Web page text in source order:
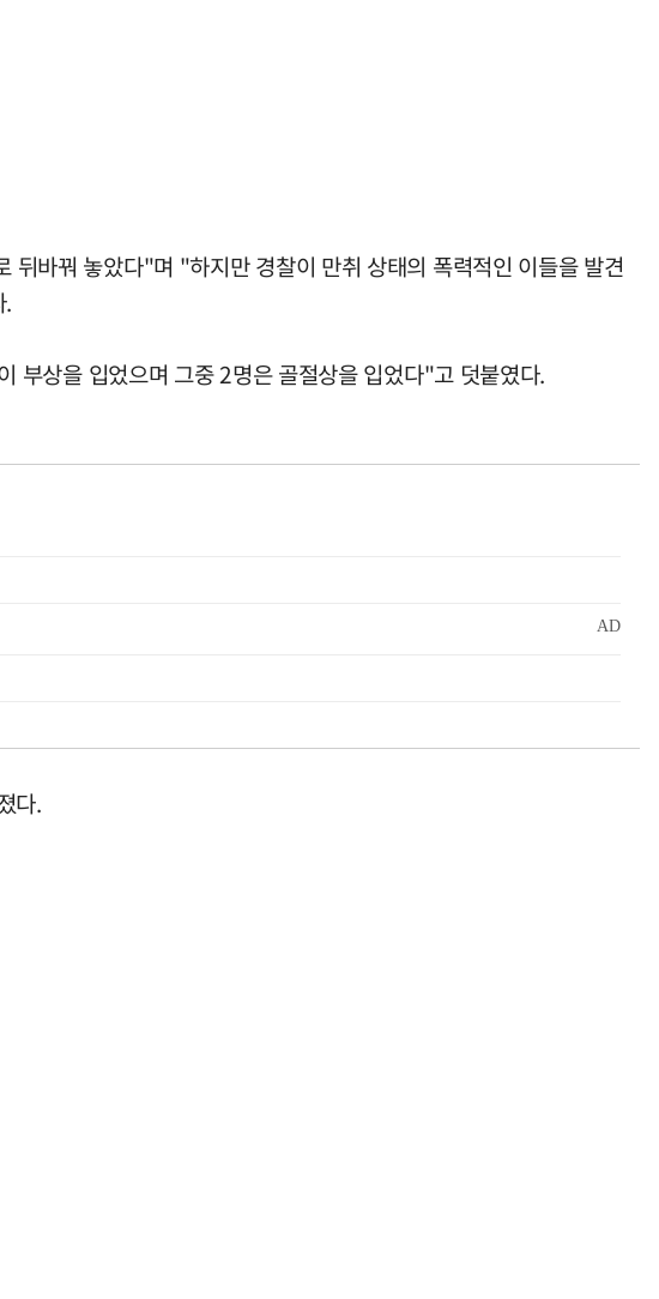
바꿔 놓았다"며 "하지만 경찰이 만취 상태의 폭력적인 이들을 발견
.
부상을 입었으며 그중 2명은 골절상을 입었다"고 덧붙였다.
다.